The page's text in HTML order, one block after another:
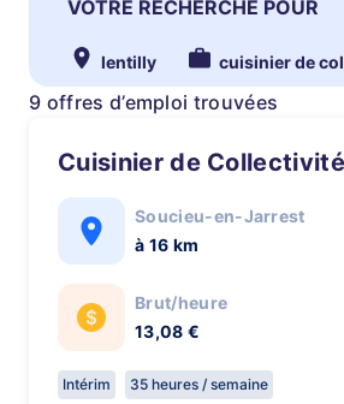
VOTRE RECHERCHE POUR
lentilly cuisinier de
9 offres d’emploi trouvées
Cuisinier de
Soucieu-en-Jarrest
à 16 km
Brut/heure
13,08 €
Intérim
35 heures / semaine